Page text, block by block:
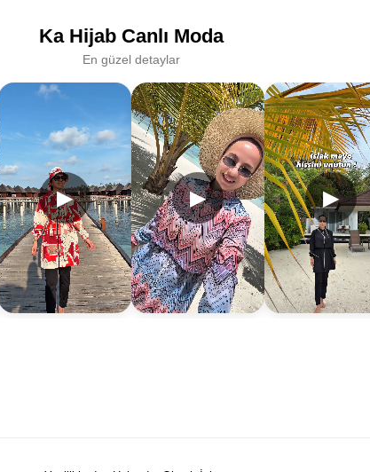
Ka Hijab Canlı Moda
En güzel detaylar
▶ ▶ ▶